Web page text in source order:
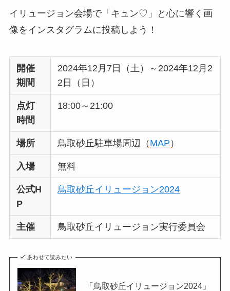
イリュージョン会場で「キュン♡」と心に響く画
像をインスタグラムに投稿しよう！
開催
期間
2024年12月7日（土）～2024年12月2
2日（日）
点灯
時間
18:00～21:00
場所 鳥取砂丘駐車場周辺（ MAP ）
入場 無料
公式H
P
鳥取砂丘イリュージョン2024
主催 鳥取砂丘イリュージョン実行委員会
あわせて読みたい
「鳥取砂丘イリュージョン2024」